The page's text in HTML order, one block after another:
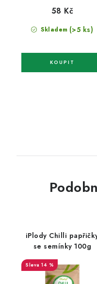
Skladem (>5 ks)
58 Kč
iPlody Chilli
se semínky 100g
14 %